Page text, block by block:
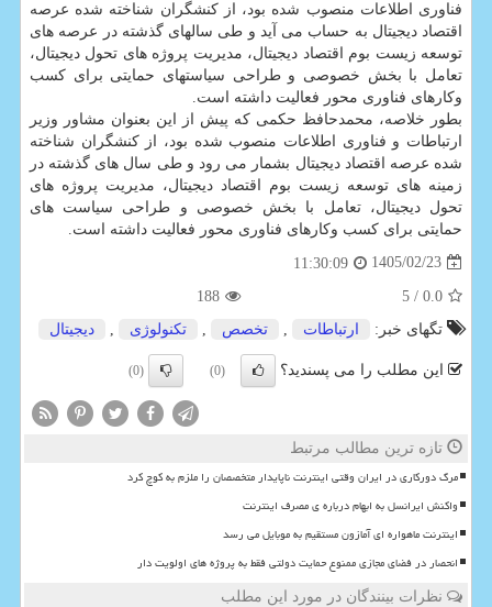
فناوری اطلاعات منصوب شده بود، از کنشگران شناخته شده عرصه
اقتصاد دیجیتال به حساب می آید و طی سالهای گذشته در عرصه های
توسعه زیست بوم اقتصاد دیجیتال، مدیریت پروژه های تحول دیجیتال،
تعامل با بخش خصوصی و طراحی سیاستهای حمایتی برای کسب
وکارهای فناوری محور فعالیت داشته است.
بطور خلاصه، محمدحافظ حکمی که پیش از این بعنوان مشاور وزیر
ارتباطات و فناوری اطلاعات منصوب شده بود، از کنشگران شناخته
شده عرصه اقتصاد دیجیتال بشمار می رود و طی سال های گذشته در
زمینه های توسعه زیست بوم اقتصاد دیجیتال، مدیریت پروژه های
تحول دیجیتال، تعامل با بخش خصوصی و طراحی سیاست های
حمایتی برای کسب وکارهای فناوری محور فعالیت داشته است.
1405/02/23
11:30:09
0.0
/ 5
188
تگهای خبر:
ارتباطات , تخصص , تكنولوژی , دیجیتال
این مطلب را می پسندید؟ (0)
(0)
تازه ترین مطالب مرتبط
مرگ دورکاری در ایران وقتی اینترنت ناپایدار متخصصان را ملزم به کوچ کرد
واکنش ایرانسل به ابهام درباره ی مصرف اینترنت
اینترنت ماهواره ای آمازون مستقیم به موبایل می رسد
انحصار در فضای مجازی ممنوع حمایت دولتی فقط به پروژه های اولویت دار
نظرات بینندگان در مورد این مطلب